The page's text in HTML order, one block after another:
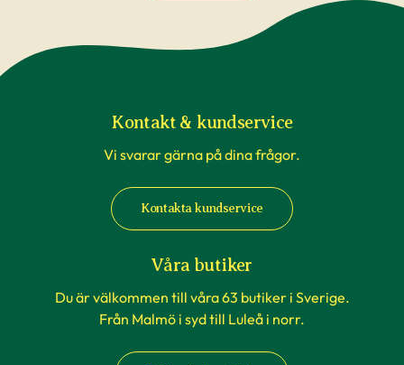
Kontakt & kundservice
Vi svarar gärna på dina frågor.
Kontakta kundservice
Våra butiker
Du är välkommen till våra 63 butiker i Sverige.
Från Malmö i syd till Luleå i norr.